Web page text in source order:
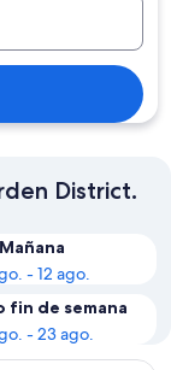
District.
Mañana
- 12 ago.
fin de semana
- 23 ago.